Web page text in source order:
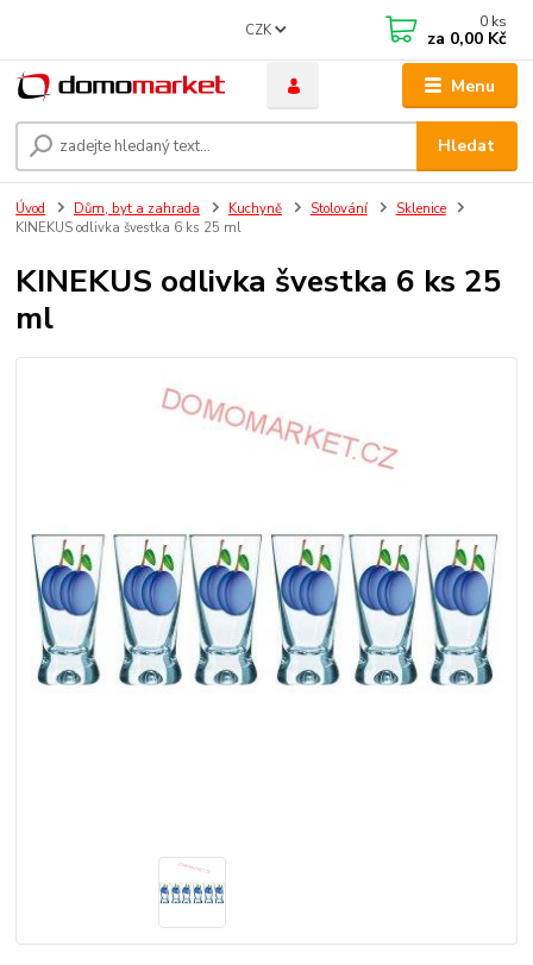
Menu
CZK
Hledat
0 ks
za 0,00 Kč
Úvod Dům, byt a zahrada Kuchyně Stolování
Sklenice
KINEKUS odlivka švestka 6 ks 25 ml
KINEKUS odlivka švestka 6 ks 25
ml